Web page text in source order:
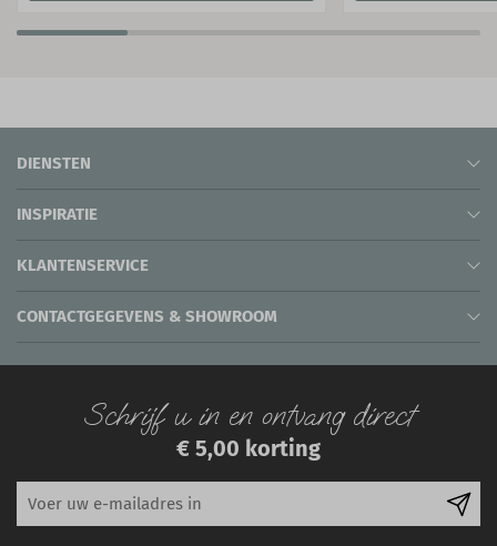
DIENSTEN
INSPIRATIE
KLANTENSERVICE
CONTACTGEGEVENS & SHOWROOM
Schrijf u in en ontvang direct
€ 5,00 korting